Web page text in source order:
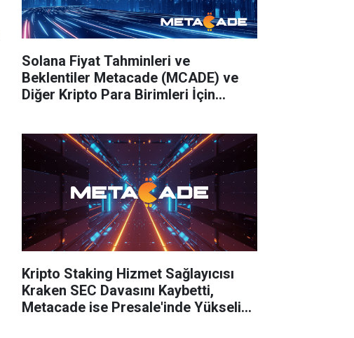
Solana Fiyat Tahminleri ve
Beklentiler Metacade (MCADE) ve
Diğer Kripto Para Birimleri İçin
Kripto Staking Hizmet Sağlayıcısı
Kraken SEC Davasını Kaybetti,
Metacade ise Presale'inde Yükselişe